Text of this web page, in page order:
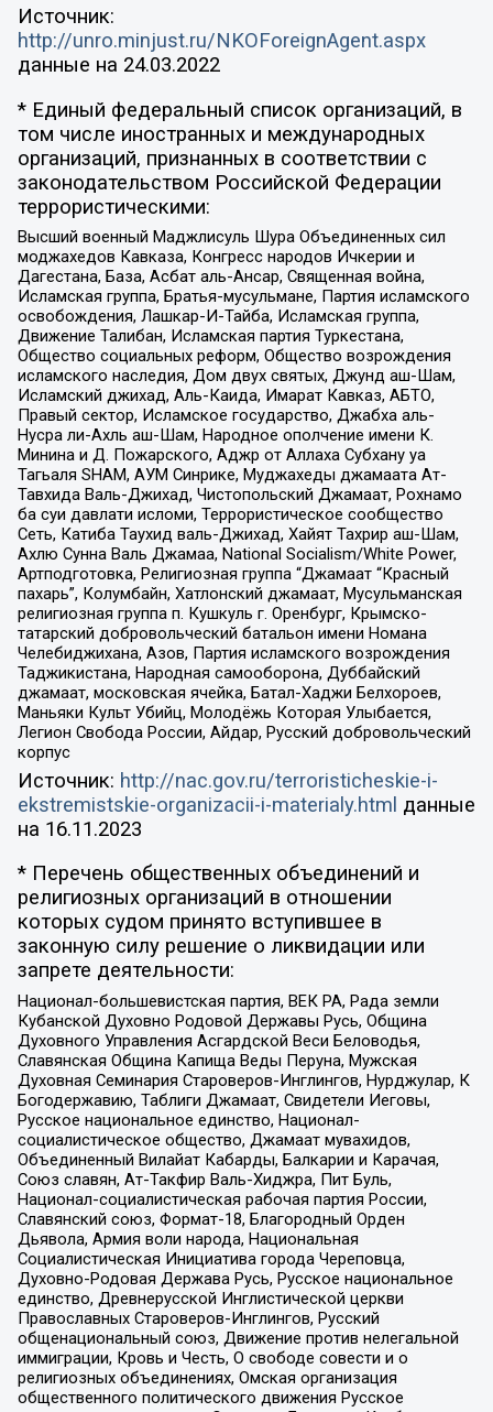
Источник:
http://unro.minjust.ru/NKOForeignAgent.aspx
данные на 24.03.2022
* Единый федеральный список организаций, в
том числе иностранных и международных
организаций, признанных в соответствии с
законодательством Российской Федерации
террористическими:
Высший военный Маджлисуль Шура Объединенных сил
моджахедов Кавказа, Конгресс народов Ичкерии и
Дагестана, База, Асбат аль-Ансар, Священная война,
Исламская группа, Братья-мусульмане, Партия исламского
освобождения, Лашкар-И-Тайба, Исламская группа,
Движение Талибан, Исламская партия Туркестана,
Общество социальных реформ, Общество возрождения
исламского наследия, Дом двух святых, Джунд аш-Шам,
Исламский джихад, Аль-Каида, Имарат Кавказ, АБТО,
Правый сектор, Исламское государство, Джабха аль-
Нусра ли-Ахль аш-Шам, Народное ополчение имени К.
Минина и Д. Пожарского, Аджр от Аллаха Субхану уа
Тагьаля SHAM, АУМ Синрике, Муджахеды джамаата Ат-
Тавхида Валь-Джихад, Чистопольский Джамаат, Рохнамо
ба суи давлати исломи, Террористическое сообщество
Сеть, Катиба Таухид валь-Джихад, Хайят Тахрир аш-Шам,
Ахлю Сунна Валь Джамаа, National Socialism/White Power,
Артподготовка, Религиозная группа “Джамаат “Красный
пахарь”, Колумбайн, Хатлонский джамаат, Мусульманская
религиозная группа п. Кушкуль г. Оренбург, Крымско-
татарский добровольческий батальон имени Номана
Челебиджихана, Азов, Партия исламского возрождения
Таджикистана, Народная самооборона, Дуббайский
джамаат, московская ячейка, Батал-Хаджи Белхороев,
Маньяки Культ Убийц, Молодёжь Которая Улыбается,
Легион Свобода России, Айдар, Русский добровольческий
корпус
Источник: http://nac.gov.ru/terroristicheskie-i-
ekstremistskie-organizacii-i-materialy.html данные
на 16.11.2023
* Перечень общественных объединений и
религиозных организаций в отношении
которых судом принято вступившее в
законную силу решение о ликвидации или
запрете деятельности:
Национал-большевистская партия, ВЕК РА, Рада земли
Кубанской Духовно Родовой Державы Русь, Община
Духовного Управления Асгардской Веси Беловодья,
Славянская Община Капища Веды Перуна, Мужская
Духовная Семинария Староверов-Инглингов, Нурджулар, К
Богодержавию, Таблиги Джамаат, Свидетели Иеговы,
Русское национальное единство, Национал-
социалистическое общество, Джамаат мувахидов,
Объединенный Вилайат Кабарды, Балкарии и Карачая,
Союз славян, Ат-Такфир Валь-Хиджра, Пит Буль,
Национал-социалистическая рабочая партия России,
Славянский союз, Формат-18, Благородный Орден
Дьявола, Армия воли народа, Национальная
Социалистическая Инициатива города Череповца,
Духовно-Родовая Держава Русь, Русское национальное
единство, Древнерусской Инглистической церкви
Православных Староверов-Инглингов, Русский
общенациональный союз, Движение против нелегальной
иммиграции, Кровь и Честь, О свободе совести и о
религиозных объединениях, Омская организация
общественного политического движения Русское